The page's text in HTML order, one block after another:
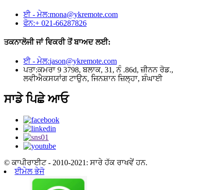
ਈ - ਮੇਲ:mona@ykremote.com
ਫੋਨ:+ 021-66287826
ਤਕਨਾਲੋਜੀ ਜਾਂ ਵਿਕਰੀ ਤੋਂ ਬਾਅਦ ਲਈ:
ਈ - ਮੇਲ:jason@ykremote.com
ਪਤਾ:ਕਮਰਾ 9 3798, ਬਲਾਕ, 31, ਨੰ .86d, ਜ਼ੀਨਨ ਰੋਡ.,
ਲਵੀਐਕਸਯਾਂਗ ਟਾਉਨ, ਜਿਨਸ਼ਾਨ ਜ਼ਿਲ੍ਹਾ, ਸ਼ੰਘਾਈ
ਸਾਡੇ ਪਿਛੇ ਆਓ
© ਕਾਪੀਰਾਈਟ - 2010-2021: ਸਾਰੇ ਹੱਕ ਰਾਖਵੇਂ ਹਨ.
ਈਮੇਲ ਭੇਜੋ